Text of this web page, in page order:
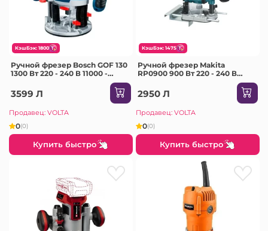
КэшБэк: 1800
Ручной фрезер Bosch GOF 130
1300 Вт 220 - 240 В 11000 -
3599 Л
Продавец: VOLTA
0(0)
Купить быстро
КэшБэк: 1475
Ручной фрезер Makita
RP0900 900 Вт 220 - 240 В
2950 Л
Продавец: VOLTA
0(0)
Купить быстро